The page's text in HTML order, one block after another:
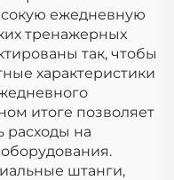
ежедневную
тренажерных
так, чтобы
характеристики
итоге позволяет
расходы на
штанги,